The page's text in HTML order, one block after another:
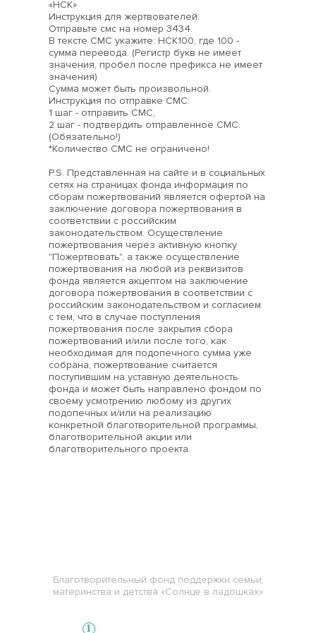
«НСК»
Инструкция для жертвователей:
Отправьте смс на номер 3434.
В тексте СМС укажите: НСК100, где 100 -
сумма перевода. (Регистр букв не имеет
значения, пробел после префикса не имеет
значения)
Сумма может быть произвольной.
Инструкция по отправке СМС:
1 шаг - отправить СМС,
2 шаг - подтвердить отправленное СМС.
(Обязательно!)
*Количество СМС не ограничено!
P.S. Представленная на сайте и в социальных
сетях на страницах фонда информация по
сборам пожертвований является офертой на
заключение договора пожертвования в
соответствии с российским
законодательством. Осуществление
пожертвования через активную кнопку
"Пожертвовать", а также осуществление
пожертвования на любой из реквизитов
фонда является акцептом на заключение
договора пожертвования в соответствии с
российским законодательством и согласием
с тем, что в случае поступления
пожертвования после закрытия сбора
пожертвований и/или после того, как
необходимая для подопечного сумма уже
собрана, пожертвование считается
поступившим на уставную деятельность
фонда и может быть направлено фондом по
своему усмотрению любому из других
подопечных и/или на реализацию
конкретной благотворительной программы,
благотворительной акции или
благотворительного проекта.
Благотворительный фонд поддержки семьи,
материнства и детства «Солнце в ладошках»
1